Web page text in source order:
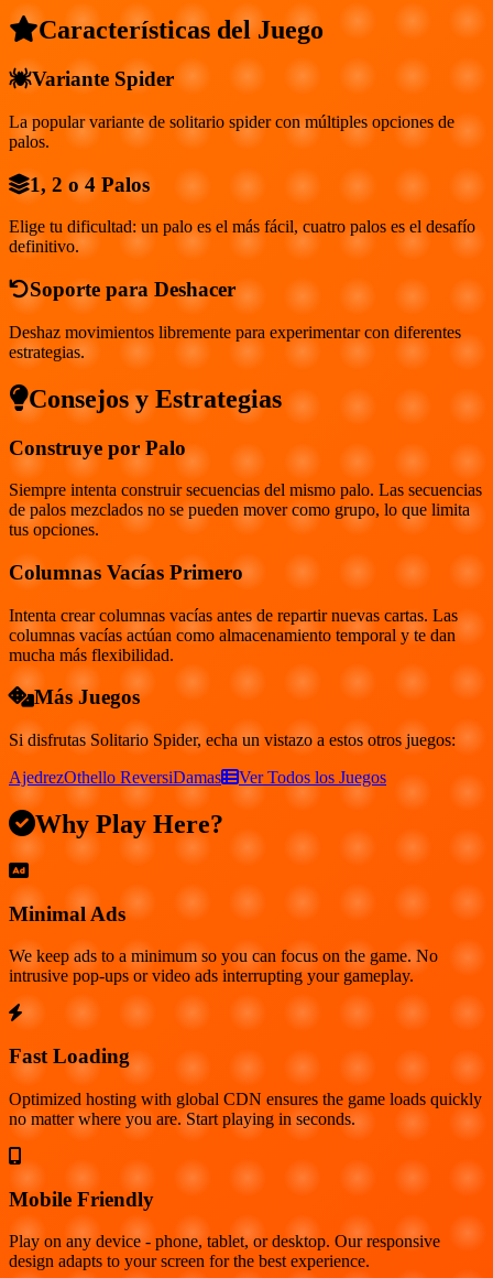
Características del Juego
Variante Spider
La popular variante de solitario spider con múltiples opciones de
palos.
1, 2 o 4 Palos
Elige tu dificultad: un palo es el más fácil, cuatro palos es el desafío
definitivo.
Soporte para Deshacer
Deshaz movimientos libremente para experimentar con diferentes
estrategias.
Consejos y Estrategias
Construye por Palo
Siempre intenta construir secuencias del mismo palo. Las secuencias
de palos mezclados no se pueden mover como grupo, lo que limita
tus opciones.
Columnas Vacías Primero
Intenta crear columnas vacías antes de repartir nuevas cartas. Las
columnas vacías actúan como almacenamiento temporal y te dan
mucha más flexibilidad.
Más Juegos
Si disfrutas Solitario Spider, echa un vistazo a estos otros juegos:
AjedrezOthello ReversiDamas Ver Todos los Juegos
Why Play Here?
Minimal Ads
We keep ads to a minimum so you can focus on the game. No
intrusive pop-ups or video ads interrupting your gameplay.
Fast Loading
Optimized hosting with global CDN ensures the game loads quickly
no matter where you are. Start playing in seconds.
Mobile Friendly
Play on any device - phone, tablet, or desktop. Our responsive
design adapts to your screen for the best experience.